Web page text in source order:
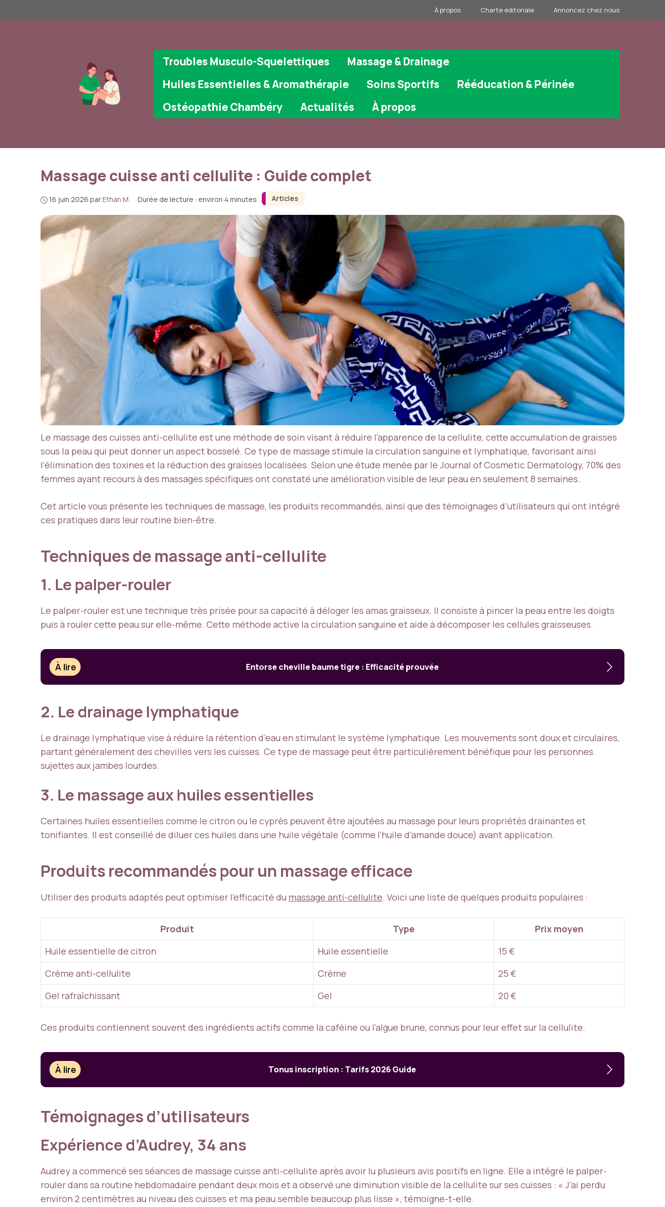
au
À propos Charte éditoriale Annoncez chez nous
Troubles Musculo-Squelettiques
Massage & Drainage
Huiles Essentielles & Aromathérapie
Soins Sportifs
Rééducation & Périnée
Ostéopathie Chambéry
Actualités À propos
Articles
Massage cuisse anti cellulite : Guide complet
16 juin 2026 parEthan M. · Durée de lecture : environ 4 minutes
Le massage des cuisses anti-cellulite est une méthode de soin visant à réduire l’apparence de la cellulite, cette accumulation de graisses
sous la peau qui peut donner un aspect bosselé. Ce type de massage stimule la circulation sanguine et lymphatique, favorisant ainsi
l’élimination des toxines et la réduction des graisses localisées. Selon une étude menée par le Journal of Cosmetic Dermatology, 70% des
femmes ayant recours à des massages spécifiques ont constaté une amélioration visible de leur peau en seulement 8 semaines.
Cet article vous présente les techniques de massage, les produits recommandés, ainsi que des témoignages d’utilisateurs qui ont intégré
ces pratiques dans leur routine bien-être.
Techniques de massage anti-cellulite
1. Le palper-rouler
Le palper-rouler est une technique très prisée pour sa capacité à déloger les amas graisseux. Il consiste à pincer la peau entre les doigts
puis à rouler cette peau sur elle-même. Cette méthode active la circulation sanguine et aide à décomposer les cellules graisseuses.
À lire Entorse cheville baume tigre : Efficacité prouvée
2. Le drainage lymphatique
Le drainage lymphatique vise à réduire la rétention d’eau en stimulant le système lymphatique. Les mouvements sont doux et circulaires,
partant généralement des chevilles vers les cuisses. Ce type de massage peut être particulièrement bénéfique pour les personnes
sujettes aux jambes lourdes.
3. Le massage aux huiles essentielles
Certaines huiles essentielles comme le citron ou le cyprès peuvent être ajoutées au massage pour leurs propriétés drainantes et
tonifiantes. Il est conseillé de diluer ces huiles dans une huile végétale (comme l’huile d’amande douce) avant application.
Produits recommandés pour un massage efficace
Utiliser des produits adaptés peut optimiser l’efficacité du massage anti-cellulite. Voici une liste de quelques produits populaires :
Produit Type
Prix moyen
Huile essentielle de citron
Huile essentielle
15 €
Crème anti-cellulite
Crème
25 €
Gel rafraîchissant
Gel 20 €
Ces produits contiennent souvent des ingrédients actifs comme la caféine ou l’algue brune, connus pour leur effet sur la cellulite.
À lire Tonus inscription : Tarifs 2026 Guide
Témoignages d’utilisateurs
Expérience d’Audrey, 34 ans
Audrey a commencé ses séances de massage cuisse anti-cellulite après avoir lu plusieurs avis positifs en ligne. Elle a intégré le palper-
rouler dans sa routine hebdomadaire pendant deux mois et a observé une diminution visible de la cellulite sur ses cuisses : « J’ai perdu
environ 2 centimètres au niveau des cuisses et ma peau semble beaucoup plus lisse », témoigne-t-elle.